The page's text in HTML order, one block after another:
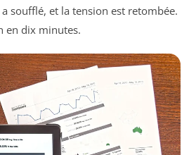
soufflé, et la tension est retombée.
en dix minutes.